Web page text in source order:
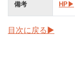
備考 HP▶︎
目次に戻る▶︎